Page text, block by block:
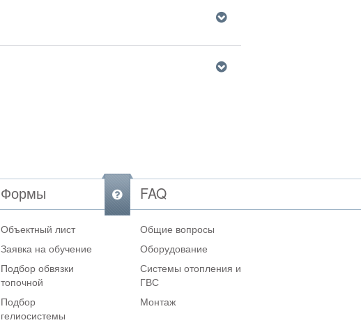
Формы
Объектный лист
Заявка на обучение
Подбор обвязки
топочной
Подбор
гелиосистемы
FAQ
Общие вопросы
Оборудование
Системы отопления и
ГВС
Монтаж